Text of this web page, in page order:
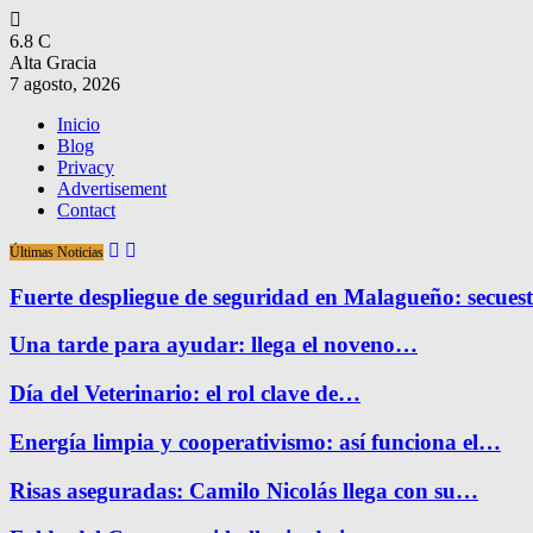
6.8 C
Alta Gracia
7 agosto, 2026
Inicio
Blog
Privacy
Advertisement
Contact
Últimas Noticias
Fuerte despliegue de seguridad en Malagueño:
Una tarde para ayudar: llega el noveno…
Día del Veterinario: el rol clave de…
Energía limpia y cooperativismo: así funciona el…
Risas aseguradas: Camilo Nicolás llega con su…